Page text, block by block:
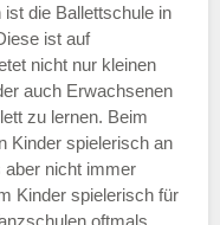
ist die Ballettschule in
ist auf
nicht nur kleinen
auch Erwachsenen
zu lernen. Beim
Kinder spielerisch an
aber nicht immer
Kinder spielerisch für
oftmals